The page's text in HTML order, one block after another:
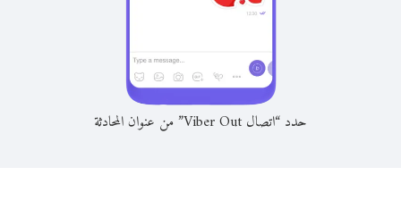
حدد “اتصال Viber Out” من عنوان المحادثة